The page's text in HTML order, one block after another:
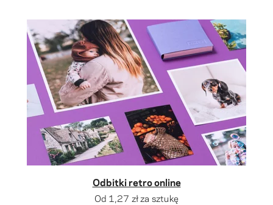
Odbitki retro online
Od 1,27 złza sztukę